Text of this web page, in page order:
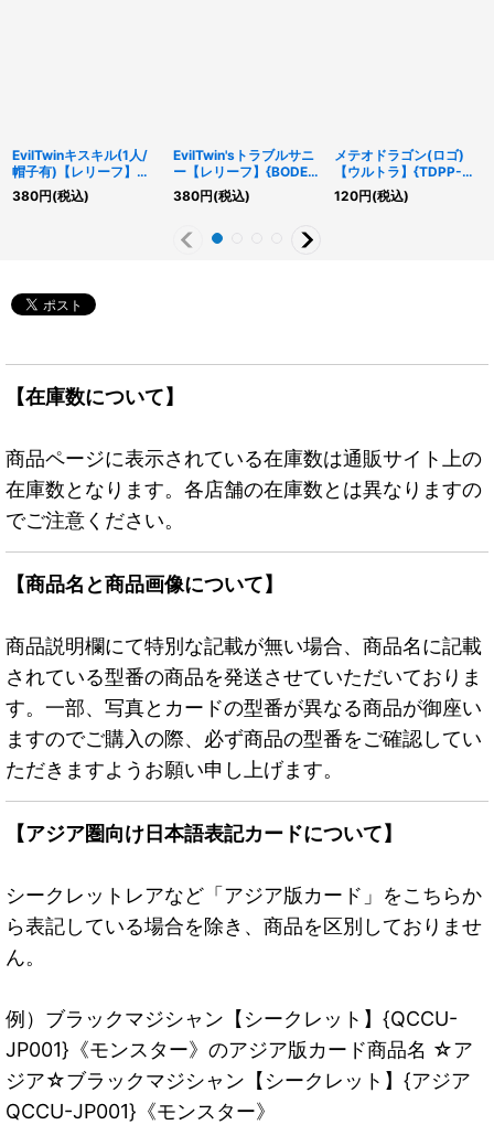
EvilTwinキスキル(1人/
帽子有)【レリーフ】
{SLF1-JP079}《リン
ク》
380円(税込)
EvilTwin'sトラブルサニ
ー【レリーフ】{BODE-
JP051}《リンク》
380円(税込)
メテオドラゴン(ロゴ)
【ウルトラ】{TDPP-
JP010}《モンスター》
120円(税込)
【在庫数について】
商品ページに表示されている在庫数は通販サイト上の
在庫数となります。各店舗の在庫数とは異なりますの
でご注意ください。
【商品名と商品画像について】
商品説明欄にて特別な記載が無い場合、商品名に記載
されている型番の商品を発送させていただいておりま
す。一部、写真とカードの型番が異なる商品が御座い
ますのでご購入の際、必ず商品の型番をご確認してい
ただきますようお願い申し上げます。
【アジア圏向け日本語表記カードについて】
シークレットレアなど「アジア版カード」をこちらか
ら表記している場合を除き、商品を区別しておりませ
ん。
例）ブラックマジシャン【シークレット】{QCCU-
JP001}《モンスター》のアジア版カード商品名 ☆ア
ジア☆ブラックマジシャン【シークレット】{アジア
QCCU-JP001}《モンスター》